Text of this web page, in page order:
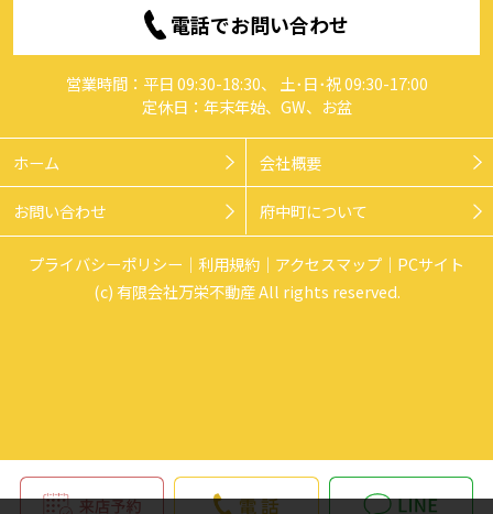
電話でお問い合わせ
営業時間：平日 09:30-18:30、 土･日･祝 09:30-17:00
定休日：年末年始、GW、お盆
ホーム 会社概要
お問い合わせ 府中町について
プライバシーポリシー 利用規約 アクセスマップ
PCサイト
(c) 有限会社万栄不動産 All rights reserved.